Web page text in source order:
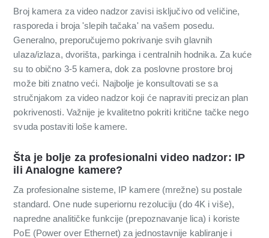
Broj kamera za video nadzor zavisi isključivo od veličine,
rasporeda i broja 'slepih tačaka' na vašem posedu.
Generalno, preporučujemo pokrivanje svih glavnih
ulaza/izlaza, dvorišta, parkinga i centralnih hodnika. Za kuće
su to obično 3-5 kamera, dok za poslovne prostore broj
može biti znatno veći. Najbolje je konsultovati se sa
stručnjakom za video nadzor koji će napraviti precizan plan
pokrivenosti. Važnije je kvalitetno pokriti kritične tačke nego
svuda postaviti loše kamere.
Šta je bolje za profesionalni video nadzor: IP
ili Analogne kamere?
Za profesionalne sisteme, IP kamere (mrežne) su postale
standard. One nude superiornu rezoluciju (do 4K i više),
napredne analitičke funkcije (prepoznavanje lica) i koriste
PoE (Power over Ethernet) za jednostavnije kabliranje i